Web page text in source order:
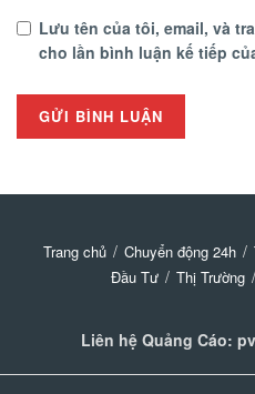
Lưu tên của tôi, email, và
cho lần bình luận kế tiếp
Trang chủ Chuyển động 24h
Đầu Tư
Thị Trường
Liên hệ Quảng Cáo: